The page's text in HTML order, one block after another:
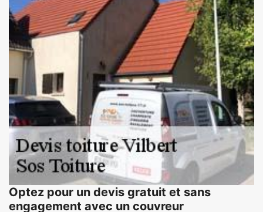
Optez pour un devis gratuit et sans
engagement avec un couvreur